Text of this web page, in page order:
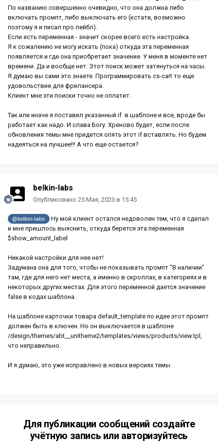
По названию совершенно очевидно, что она должна либо
включать промпт, либо выключать его (кстати, возможно
поэтому я и писал про лейбл).
Если есть переменная - значит скорее всего есть настройка.
Я к сожалению не могу искать (пока) откуда эта переменная
появляется и где она приобретает значение. У меня в моменте нет
времени. Да и вообще нет. Этот поиск может затянуться на часы.
Я думаю вы сами это знаете. Программировать cs-cart то еще
удовольствие для фрилансера.
Клиент мне эти поиски точно не оплатит.
Так или иначе я поставил указанный if в шаблоне и все, вроде бы
работает как надо. И слава Богу. Хреново будет, если после
обновления темы мне придется опять этот if вставлять. Но будем
надеяться на лучшее!!! А что еще остается?
belkin-labs
Опубликовано 25 Мая, 2023 в 15:45
@belkin-labs
Ну мой клиент остался недоволен тем, что я сделал
и мне пришлось выяснить, откуда берется эта переменная
$show_amount_label
Никакой настройки для нее нет!
Задумана она для того, чтобы не показывать промпт "В наличии"
там, где для него нет места, а именно в скроллах, в категориях и в
некоторых других местах. Для этого переменной дается значение
false в кодах шаблона.
На шаблоне карточки товара default_template по идее этот промпт
должен быть в ключен. Но он выключается в шаблоне
/design/themes/abt__unitheme2/templates/views/products/view.tpl,
что неправильно.
И я думаю, это уже исправлено в новых версиях темы.
Для публикации сообщений создайте
учётную запись или авторизуйтесь